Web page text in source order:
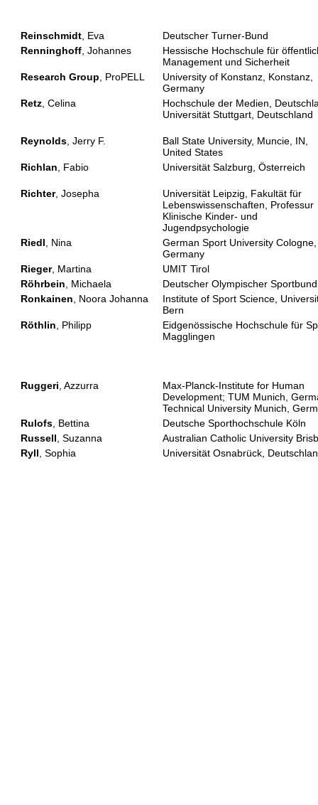
Reinschmidt, Eva
Deutscher Turner-Bund
Renninghoff, Johannes
Hessische Hochschule für
Management und Sicherheit
Research Group, ProPELL
University of Konstanz, Konstanz,
Germany
Retz, Celina
Hochschule der Medien,
Universität Stuttgart, Deutschland
Reynolds, Jerry F.
Ball State University, Muncie, IN,
United States
Richlan, Fabio Universität Salzburg, Österreich
Richter, Josepha
Universität Leipzig, Fakultät für
Lebenswissenschaften, Professur
Klinische Kinder- und
Jugendpsychologie
Riedl, Nina
German Sport University Cologne,
Germany
Rieger, Martina
UMIT Tirol
Röhrbein, Michaela
Deutscher Olympischer Sportbund
Ronkainen, Noora Johanna
Institute of Sport Science,
Bern
Röthlin, Philipp
Eidgenössische Hochschule für
Magglingen
Ruggeri, Azzurra
Max-Planck-Institute for Human
Development; TUM Munich,
Technical University Munich,
Rulofs, Bettina
Deutsche Sporthochschule Köln
Russell, Suzanna
Australian Catholic University
Ryll, Sophia Universität Osnabrück,